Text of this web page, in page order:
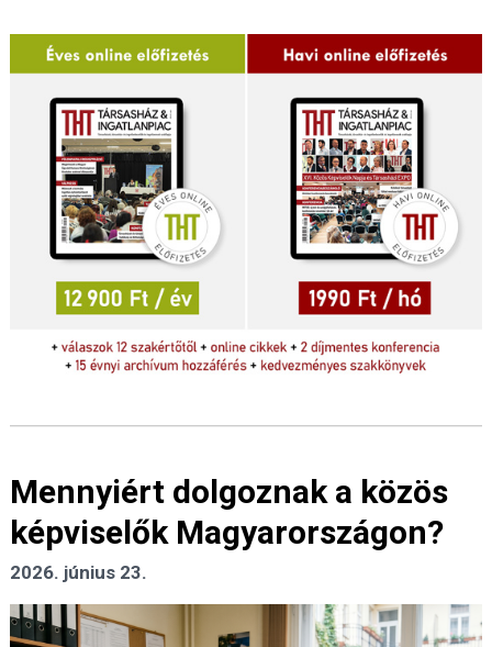
Mennyiért dolgoznak a közös
képviselők Magyarországon?
2026. június 23.